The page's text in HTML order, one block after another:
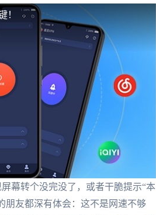
！
幕转个没完没了，或者干脆提示“本
朋友都深有体会：这不是网速不够